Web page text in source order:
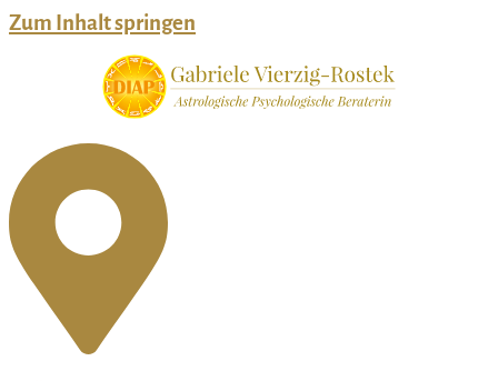
Zum Inhalt springen